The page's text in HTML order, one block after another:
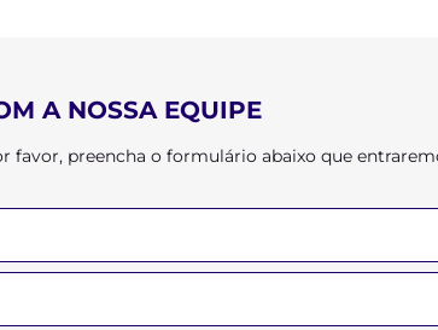
A NOSSA EQUIPE
favor, preencha o formulário abaixo que